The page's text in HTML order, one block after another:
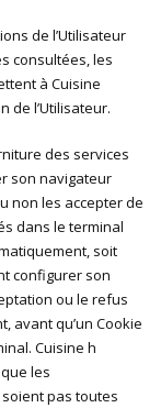
de l’Utilisateur
consultées, les
à Cuisine
de l’Utilisateur.
des services
son navigateur
non les accepter de
dans le terminal
soit
configurer son
ou le refus
avant qu’un Cookie
Cuisine h
les
pas toutes